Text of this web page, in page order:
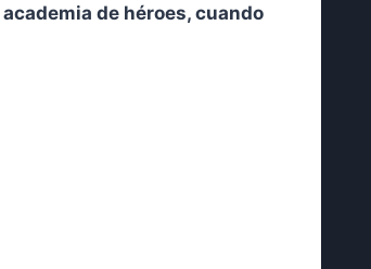
de héroes, cuando